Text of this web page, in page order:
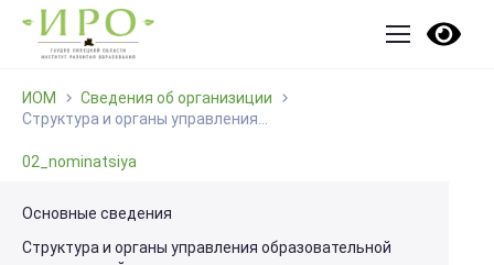
Основные сведения
Структура и органы управления образовательной
ИОМ
Сведения об организиции
Структура и органы управления...
02_nominatsiya